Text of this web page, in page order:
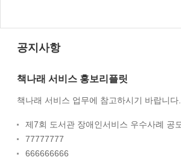
공지사항
책나래 서비스 홍보리플릿
책나래 서비스 업무에 참고하시기 바랍니다.
제7회 도서관 장애인서비스 우수사례 공
77777777
666666666